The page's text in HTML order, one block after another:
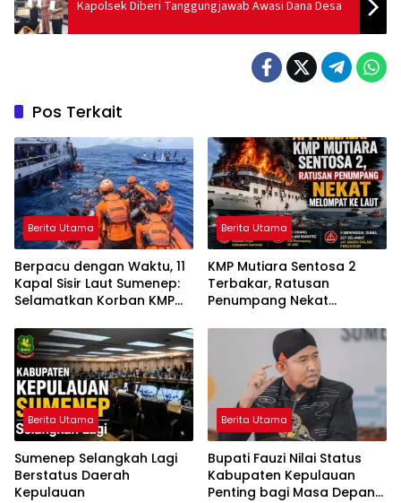
Kapolsek Diberi Tanggungjawab Awasi Dana Desa
Pos Terkait
Berita Utama
Berpacu dengan Waktu, 11
Kapal Sisir Laut Sumenep:
Selamatkan Korban KMP
Berita Utama
KMP Mutiara Sentosa 2
Terbakar, Ratusan
Penumpang Nekat
Berita Utama
Sumenep Selangkah Lagi
Berstatus Daerah
Kepulauan
Berita Utama
Bupati Fauzi Nilai Status
Kabupaten Kepulauan
Penting bagi Masa Depan